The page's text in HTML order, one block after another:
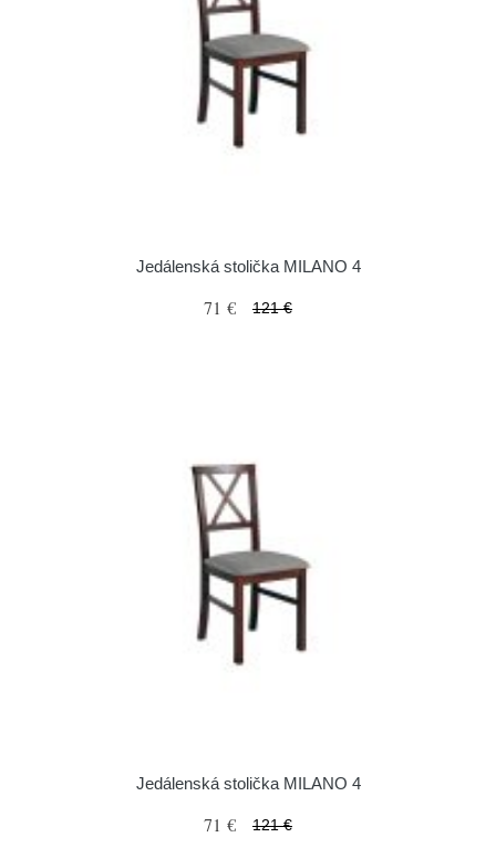
Jedálenská stolička MILANO 4
71 € 121 €
Jedálenská stolička MILANO 4
71 € 121 €